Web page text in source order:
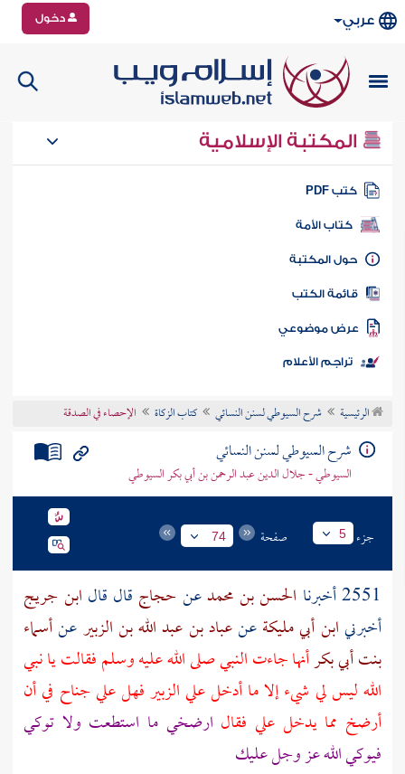
عربي دخول
المكتبة الإسلامية
كتب PDF
كتاب الأمة
المكتبة
الكتب
موضوعي
تراجم الأعلام
الرئيسية شرح السيوطي لسنن النسائي كتاب الزكاة الإحصاء في الصدقة
شرح السيوطي لسنن النسائي
السيوطي - جلال الدين عبد الرحمن بن أبي بكر السيوطي
جزء 5 صفحة 74
2551 أخبرنا الحسن بن محمدعن حجاج قال قال ابن جريج
أخبرنيابن أبي مليكةعنعباد بن عبد الله بن الزبيرعنأسماء
بنت أبي بكرأنها جاءت النبي صلى الله عليه وسلم فقالت يا نبي
الله ليس لي شيء إلا ما أدخل عليالزبيرفهل علي جناح في أن
أرضخ مما يدخل علي فقال ارضخي ما استطعت ولا توكي
فيوكي الله عز وجل عليك